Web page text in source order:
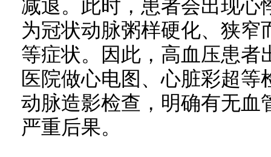
减退。此时，患者会出现心
为冠状动脉粥样硬化、狭窄
等症状。因此，高血压患者
医院做心电图、心脏彩超
动脉造影检查，明确有无血
严重后果。